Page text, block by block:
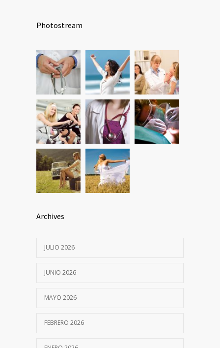
Photostream
Archives
JULIO 2026
JUNIO 2026
MAYO 2026
FEBRERO 2026